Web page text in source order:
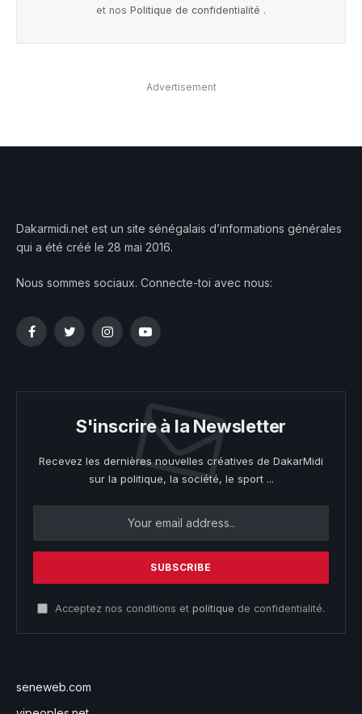
et nos Politique de confidentialité .
Advertisement
Dakarmidi.net est un site sénégalais d’informations générales
qui a été créé le 28 mai 2016.
Nous sommes sociaux. Connecte-toi avec nous:
FacebookTwitterInstagramYouTube
S'inscrire à la Newsletter
Recevez les dernières nouvelles créatives de DakarMidi
sur la politique, la société, le sport ...
Acceptez nos conditions et politique de confidentialité.
seneweb.com